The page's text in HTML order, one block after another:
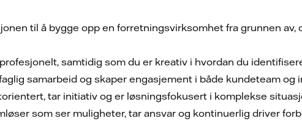
til å bygge opp en forretningsvirksomhet fra grunnen
samtidig som du er kreativ i hvordan du
samarbeid og skaper engasjement i både kundeteam
tar initiativ og er løsningsfokusert i komplekse
som ser muligheter, tar ansvar og kontinuerlig driver